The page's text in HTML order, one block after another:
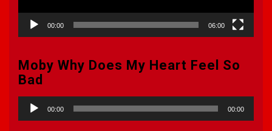
00:00 06:00
Moby Why Does My Heart Feel So
Bad
Πρόγραμμα
Αναπαραγωγής
00:00 00:00